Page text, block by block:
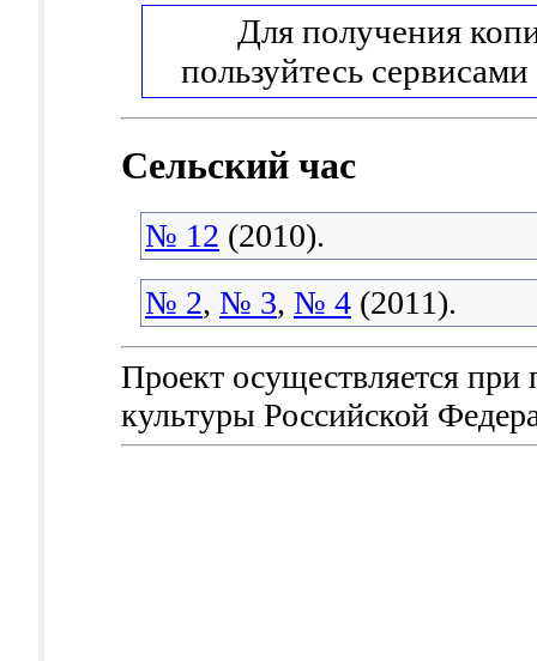
Для получения
пользуйтесь сервисами
Сельский час
№ 12 (2010).
№ 2, № 3, № 4 (2011).
Проект осуществляется
культуры Российской